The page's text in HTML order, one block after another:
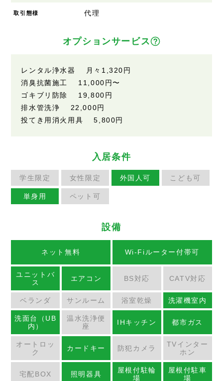
取引態様 代理
オプションサービス
レンタル浄水器 月々1,320円
消臭抗菌施工 11,000円〜
ゴキブリ防除 19,800円
排水管洗浄 22,000円
投てき用消火用具 5,800円
入居条件
学生限定 女性限定 外国人可 こども可
単身用 ペット可
設備
ネット無料 Wi-Fiルーター付帯可
ユニットバ
ス
エアコン BS対応 CATV対応
ベランダ サンルーム 浴室乾燥 洗濯機室内
洗面台（UB
内）
温水洗浄便
座
IHキッチン 都市ガス
オートロッ
ク
カードキー 防犯カメラ
TVインター
ホン
宅配BOX 照明器具
屋根付駐輪
場
屋根付駐車
場